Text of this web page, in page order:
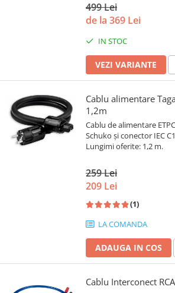
499 Lei
de la 369 Lei
IN STOC
VEZI VARIANTE
Cablu alimentare
1,2m
Cablu de alimentare
Schuko și conector IEC
Lungimi oferite: 1,2 m.
259 Lei
209 Lei
(1)
LA COMANDA
ADAUGA IN COS
Cablu Interconect